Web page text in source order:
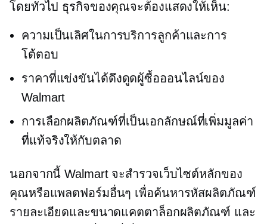
โดยทั่วไป ธุรกิจของคุณจะต้องแสดงให้เห็น:
ความเป็นเลิศในการบริการลูกค้าและการ
โต้ตอบ
ราคาที่แข่งขันได้ดึงดูดผู้ซื้อออนไลน์ของ
Walmart
การเลือกผลิตภัณฑ์ที่เป็นเอกลักษณ์ที่เพิ่มมูลค่า
ที่แท้จริงให้กับตลาด
นอกจากนี้ Walmart จะสำรวจเว็บไซต์หลักของ
คุณหรือแพลตฟอร์มอื่นๆ เพื่อค้นหารหัสผลิตภัณฑ์
รายละเอียดและขนาดแคตตาล็อกผลิตภัณฑ์ และ